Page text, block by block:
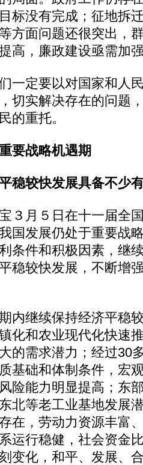
标没有完成；征地拆
方面问题还很突出，
高，廉政建设亟需加
定要以对国家和人
切实解决存在的问题
的重托。
要战略机遇期
稳较快发展具备不少
月５日在十一届全
国发展仍处于重要战
条件和积极因素，继
稳较快发展，不断增
继续保持经济平稳
化和农业现代化快速
的需求潜力；经过30
基础和体制条件，宏
险能力明显提高；东
北等老工业基地发展
在，劳动力资源丰富
运行稳健，社会资金
变化，和平、发展、